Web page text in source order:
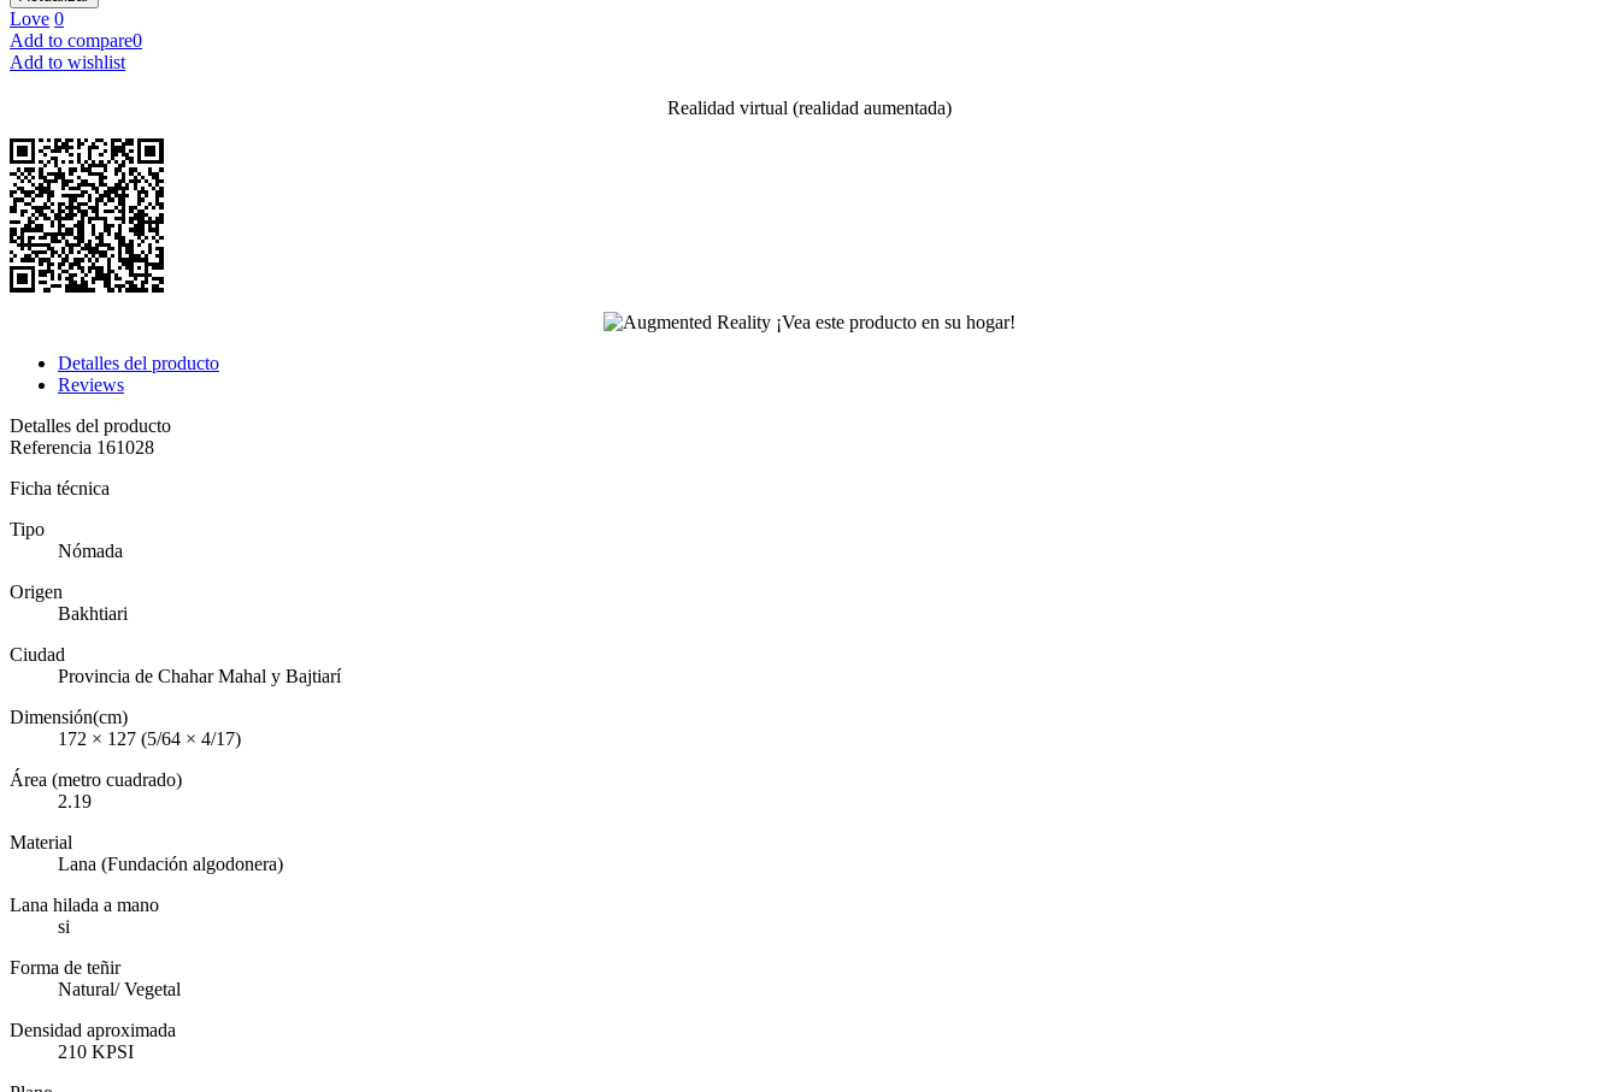
Love 0
Add to compare0
Add to wishlist
Realidad virtual (realidad aumentada)
¡Vea este producto en su hogar!
Detalles del producto
Reviews
Detalles del producto
Referencia 161028
Ficha técnica
Tipo
Nómada
Origen
Bakhtiari
Ciudad
Provincia de Chahar Mahal y Bajtiarí
Dimensión(cm)
172 × 127 (5/64 × 4/17)
Área (metro cuadrado)
2.19
Material
Lana (Fundación algodonera)
Lana hilada a mano
si
Forma de teñir
Natural/ Vegetal
Densidad aproximada
210 KPSI